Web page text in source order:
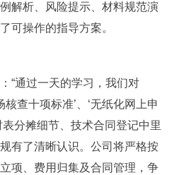
解析、风险提示、材料规范演
可操作的指导方案。
“通过一天的学习，我们对
查十项标准’、‘无纸化网上申
分摊细节、技术合同登记中里
有了清晰认识。公司将严格按
项、费用归集及合同管理，争